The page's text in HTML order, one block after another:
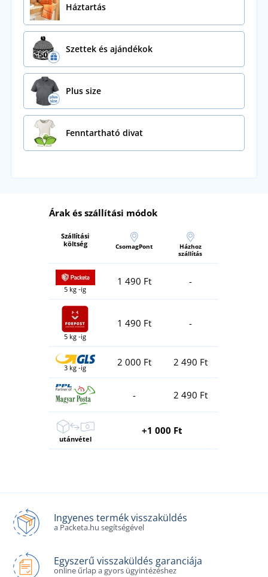
Háztartás
Szettek és ajándékok
Plus size
Fenntartható divat
Árak és szállítási módok
Szállítási
költség
CsomagPont
Házhoz
szállítás
5 kg -ig
1 490 Ft -
5 kg -ig
1 490 Ft -
3 kg -ig 2 000 Ft 2 490 Ft
- 2 490 Ft
utánvétel
+1 000 Ft
Ingyenes termék visszaküldés
a Packeta.hu segítségével
Egyszerű visszaküldés garanciája
online űrlap a gyors ügyintézéshez